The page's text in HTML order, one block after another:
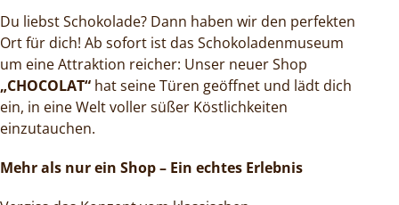
Du liebst Schokolade? Dann haben wir den perfekten
Ort für dich! Ab sofort ist das Schokoladenmuseum
um eine Attraktion reicher: Unser neuer Shop
„CHOCOLAT“ hat seine Türen geöffnet und lädt dich
ein, in eine Welt voller süßer Köstlichkeiten
einzutauchen.
Mehr als nur ein Shop – Ein echtes Erlebnis